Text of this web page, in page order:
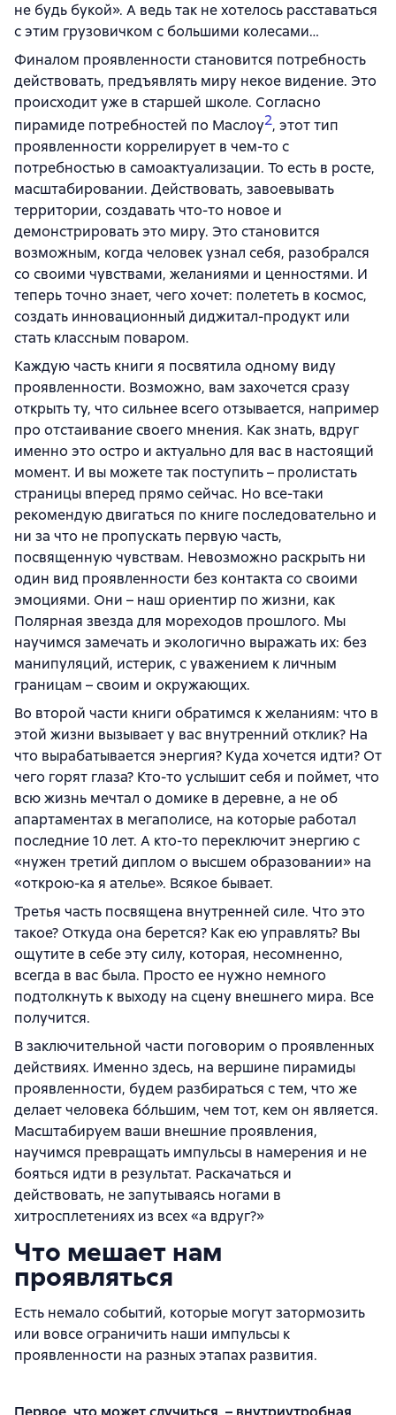
не будь букой». А ведь так не хотелось расставаться
с этим грузовичком с большими колесами…
Финалом проявленности становится потребность
действовать, предъявлять миру некое видение. Это
происходит уже в старшей школе. Согласно
пирамиде потребностей по Маслоу2, этот тип
проявленности коррелирует в чем-то с
потребностью в самоактуализации. То есть в росте,
масштабировании. Действовать, завоевывать
территории, создавать что-то новое и
демонстрировать это миру. Это становится
возможным, когда человек узнал себя, разобрался
со своими чувствами, желаниями и ценностями. И
теперь точно знает, чего хочет: полететь в космос,
создать инновационный диджитал-продукт или
стать классным поваром.
Каждую часть книги я посвятила одному виду
проявленности. Возможно, вам захочется сразу
открыть ту, что сильнее всего отзывается, например
про отстаивание своего мнения. Как знать, вдруг
именно это остро и актуально для вас в настоящий
момент. И вы можете так поступить – пролистать
страницы вперед прямо сейчас. Но все-таки
рекомендую двигаться по книге последовательно и
ни за что не пропускать первую часть,
посвященную чувствам. Невозможно раскрыть ни
один вид проявленности без контакта со своими
эмоциями. Они – наш ориентир по жизни, как
Полярная звезда для мореходов прошлого. Мы
научимся замечать и экологично выражать их: без
манипуляций, истерик, с уважением к личным
границам – своим и окружающих.
Во второй части книги обратимся к желаниям: что в
этой жизни вызывает у вас внутренний отклик? На
что вырабатывается энергия? Куда хочется идти? От
чего горят глаза? Кто-то услышит себя и поймет, что
всю жизнь мечтал о домике в деревне, а не об
апартаментах в мегаполисе, на которые работал
последние 10 лет. А кто-то переключит энергию с
«нужен третий диплом о высшем образовании» на
«открою-ка я ателье». Всякое бывает.
Третья часть посвящена внутренней силе. Что это
такое? Откуда она берется? Как ею управлять? Вы
ощутите в себе эту силу, которая, несомненно,
всегда в вас была. Просто ее нужно немного
подтолкнуть к выходу на сцену внешнего мира. Все
получится.
В заключительной части поговорим о проявленных
действиях. Именно здесь, на вершине пирамиды
проявленности, будем разбираться с тем, что же
делает человека бо́льшим, чем тот, кем он является.
Масштабируем ваши внешние проявления,
научимся превращать импульсы в намерения и не
бояться идти в результат. Раскачаться и
действовать, не запутываясь ногами в
хитросплетениях из всех «а вдруг?»
Что мешает нам
проявляться
Есть немало событий, которые могут затормозить
или вовсе ограничить наши импульсы к
проявленности на разных этапах развития.